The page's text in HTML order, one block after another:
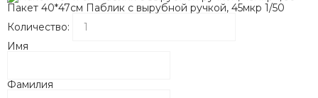
Пакет 40*47см Паблик с вырубной ручкой, 45мкр 1/50
Количество:
Имя
Фамилия